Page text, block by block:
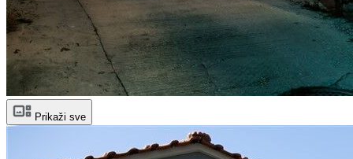
Prikaži sve